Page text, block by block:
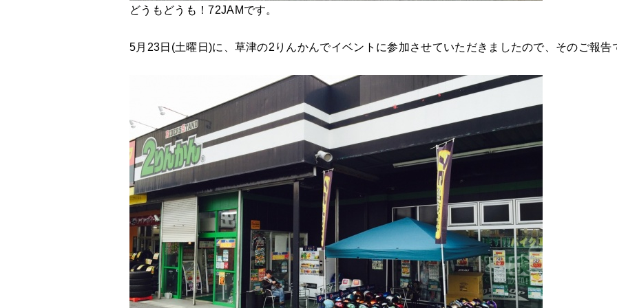
どうもどうも！72JAMです。
5月23日(土曜日)に、草津の2りんかんでイベントに参加させていただきましたので、そのご報告